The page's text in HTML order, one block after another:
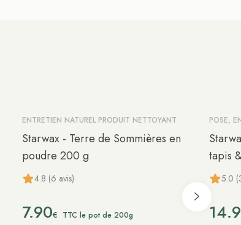
ENTRETIEN NATUREL PRODUIT NETTOYANT
Starwax - Terre de Sommières en
poudre 200 g
4.8 (6 avis)
7.90€ TTC le pot de 200g
POSE,
tapis
5.0